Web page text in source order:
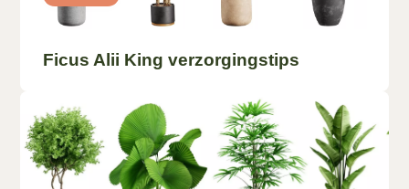
Ficus Alii King verzorgingstips